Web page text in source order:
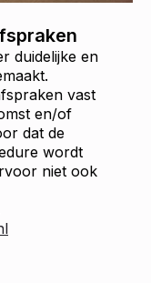
duidelijke en
vast
en/of
dat de
wordt
niet ook